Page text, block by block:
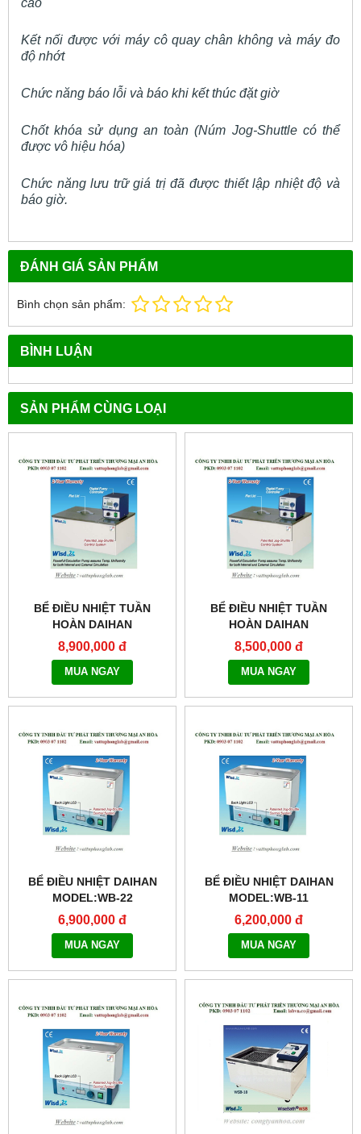
cao
Kết nối được với máy cô quay chân không và máy đo
độ nhớt
Chức năng báo lỗi và báo khi kết thúc đặt giờ
Chốt khóa sử dụng an toàn (Núm Jog-Shuttle có thể
được vô hiệu hóa)
Chức năng lưu trữ giá trị đã được thiết lập nhiệt độ và
báo giờ.
ĐÁNH GIÁ SẢN PHẨM
Bình chọn sản phẩm:
BÌNH LUẬN
SẢN PHẨM CÙNG LOẠI
BỂ ĐIỀU NHIỆT TUẦN
HOÀN DAIHAN
MODEL:WCB-11
8,900,000 đ
MUA NGAY
BỂ ĐIỀU NHIỆT TUẦN
HOÀN DAIHAN
MODEL:WCB-6
8,500,000 đ
MUA NGAY
BỂ ĐIỀU NHIỆT DAIHAN
MODEL:WB-22
6,900,000 đ
MUA NGAY
BỂ ĐIỀU NHIỆT DAIHAN
MODEL:WB-11
6,200,000 đ
MUA NGAY